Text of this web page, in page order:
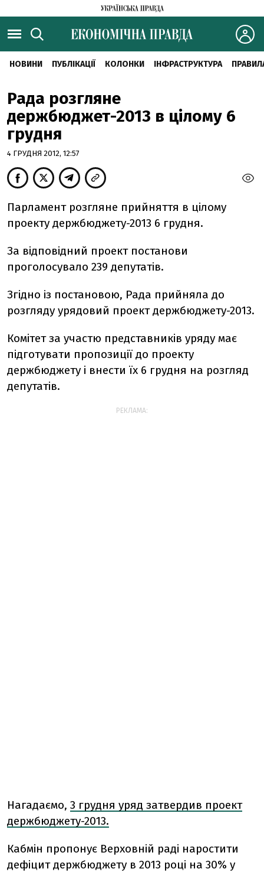
НОВИНИ ПУБЛІКАЦІЇ КОЛОНКИ ІНФРАСТРУКТУРА
Рада розгляне
держбюджет-2013 в цілому 6
грудня
4 ГРУДНЯ 2012, 12:57
Парламент розгляне прийняття в цілому
проекту держбюджету-2013 6 грудня.
За відповідний проект постанови
проголосувало 239 депутатів.
Згідно із постановою, Рада прийняла до
розгляду урядовий проект держбюджету-2013.
Комітет за участю представників уряду має
підготувати пропозиції до проекту
держбюджету і внести їх 6 грудня на розгляд
депутатів.
РЕКЛАМА:
Нагадаємо, 3 грудня уряд затвердив проект
держбюджету-2013.
Кабмін пропонує Верховній раді наростити
дефіцит держбюджету в 2013 році на 30% у